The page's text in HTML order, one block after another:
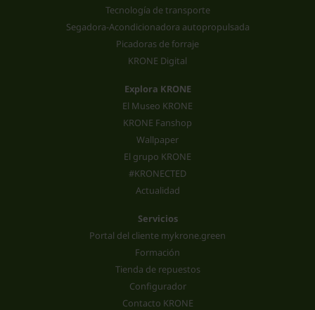
Tecnología de transporte
Segadora-Acondicionadora autopropulsada
Picadoras de forraje
KRONE Digital
Explora KRONE
El Museo KRONE
KRONE Fanshop
Wallpaper
El grupo KRONE
#KRONECTED
Actualidad
Servicios
Portal del cliente mykrone.green
Formación
Tienda de repuestos
Configurador
Contacto KRONE